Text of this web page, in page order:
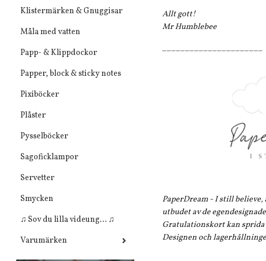
Klistermärken & Gnuggisar
Måla med vatten
Papp- & Klippdockor
Papper, block & sticky notes
Pixiböcker
Plåster
Pysselböcker
Sagoficklampor
Servetter
Smycken
♫ Sov du lilla videung... ♫
Varumärken
Allt gott!
Mr Humblebee
______________________
PaperDream - I still
utbudet av de
Gratulationskort kan sprida
Designen och